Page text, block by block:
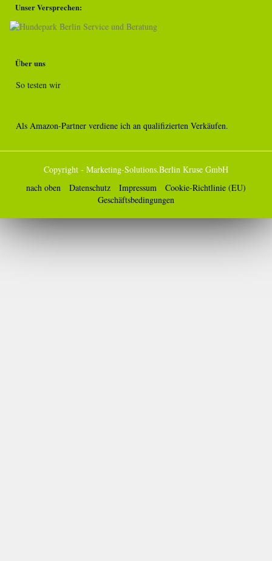
Unser Versprechen:
Über uns
So testen wir
Als Amazon-Partner verdiene ich an qualifizierten Verkäufen.
Copyright - Marketing-Solutions.Berlin Kruse GmbH
nach oben
Datenschutz Impressum
Cookie-Richtlinie (EU)
Geschäftsbedingungen